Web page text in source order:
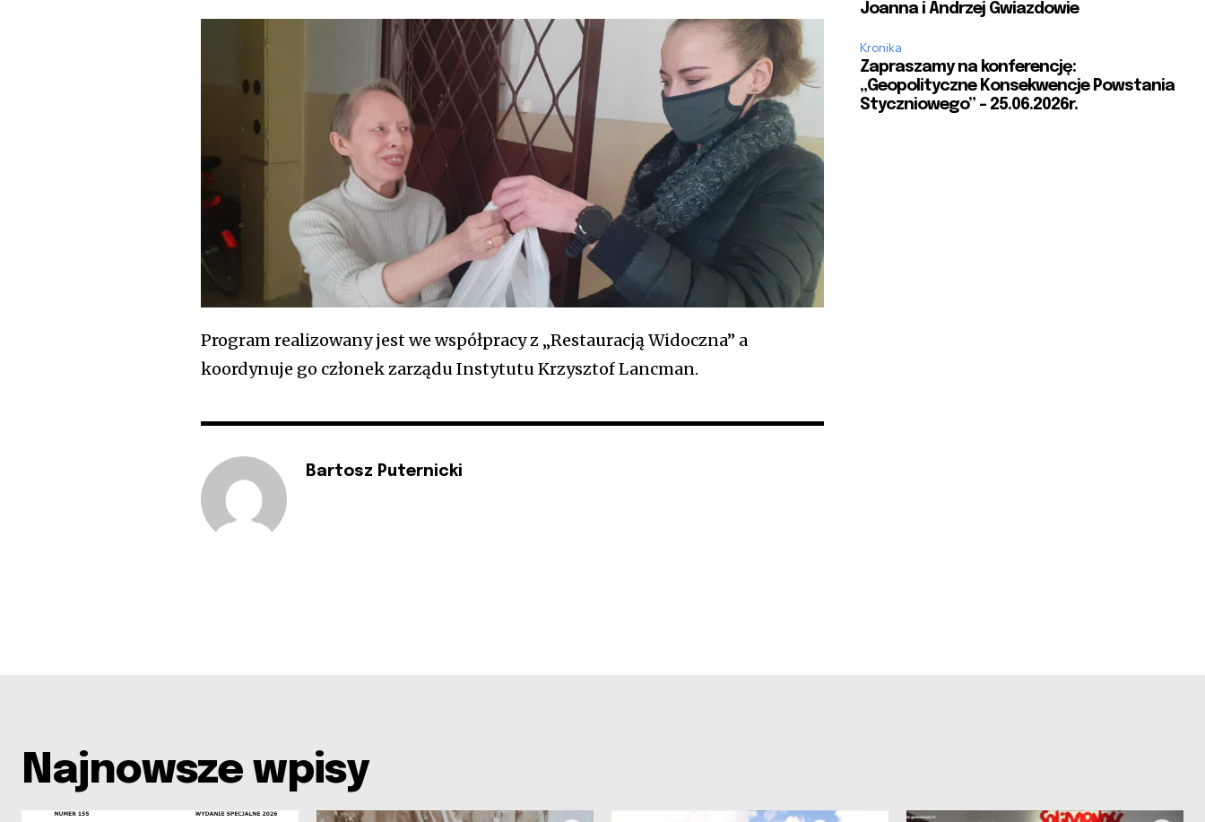
Program realizowany jest we współpracy z „Restauracją Widoczna” a
koordynuje go członek zarządu Instytutu Krzysztof Lancman.
Bartosz Puternicki
Joanna i Andrzej Gwiazdowie
Kronika
Zapraszamy na konferencję:
„Geopolityczne Konsekwencje Powstania
Styczniowego” – 25.06.2026r.
Najnowsze wpisy